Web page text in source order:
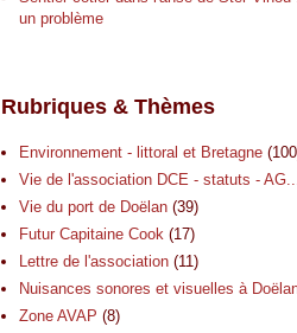
un problème
Rubriques & Thèmes
Environnement - littoral et Bretagne
Vie de l'association DCE - statuts -
Vie du port de Doëlan (39)
Futur Capitaine Cook (17)
Lettre de l'association (11)
Nuisances sonores et visuelles à
Zone AVAP (8)